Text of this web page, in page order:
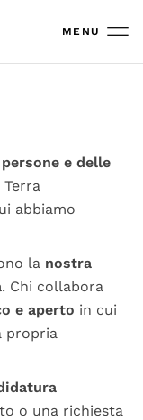
MENU
e delle
Terra
abbiamo
la nostra
. Chi collabora
e aperto in cui
propria
o una richiesta